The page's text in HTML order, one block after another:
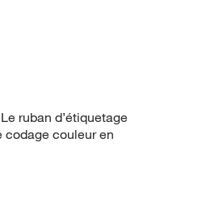
ruban d’étiquetage
couleur en